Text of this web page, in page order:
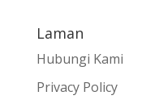
Laman
Hubungi Kami
Privacy Policy